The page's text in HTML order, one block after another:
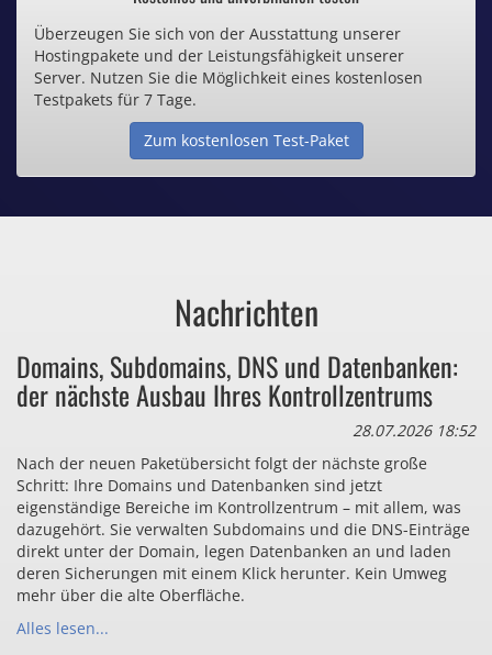
Inklusive .de Domain
Webspace ab 1,25€ / Monat
Günstige SSL-Zertifikate
Bezahlen Sie auch zu viel
für Dinge, die sie gar nicht brauchen?
Überzeugen Sie sich von der Ausstattung unserer
Hostingpakete und der Leistungsfähigkeit unserer
Server. Nutzen Sie die Möglichkeit eines kostenlosen
Testpakets für 7 Tage.
Zum kostenlosen Test-Paket
Nachrichten
Domains, Subdomains, DNS und Datenbanken:
der nächste Ausbau Ihres Kontrollzentrums
28.07.2026 18:52
Nach der neuen Paketübersicht folgt der nächste große
Schritt: Ihre Domains und Datenbanken sind jetzt
eigenständige Bereiche im Kontrollzentrum – mit allem, was
dazugehört. Sie verwalten Subdomains und die DNS-Einträge
direkt unter der Domain, legen Datenbanken an und laden
deren Sicherungen mit einem Klick herunter. Kein Umweg
mehr über die alte Oberfläche.
Alles lesen...